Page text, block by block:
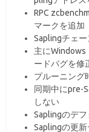
RPC
マークを追加
Saplingチェ
主にWindows
ードバグを修
プルーニング
同期中にpre-
しない
Saplingのデ
Saplingの更新